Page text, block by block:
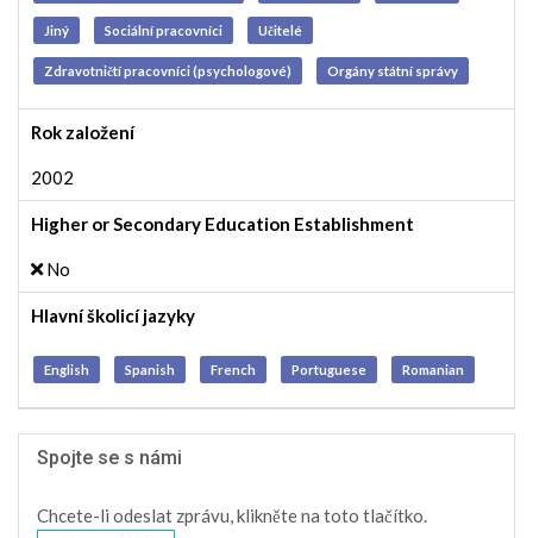
Jiný Sociální pracovníci Učitelé
Zdravotničtí pracovníci (psychologové) Orgány státní správy
Rok založení
2002
Higher or Secondary Education Establishment
No
Hlavní školicí jazyky
English Spanish French Portuguese Romanian
Spojte se s námi
Chcete-li odeslat zprávu, klikněte na toto tlačítko.